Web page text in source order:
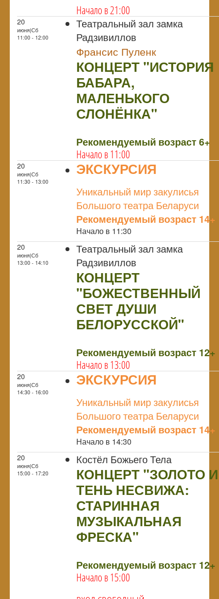
Начало в 21:00
20
июня|Сб
11:00 - 12:00
Театральный зал замка
Радзивиллов
Франсис Пуленк
КОНЦЕРТ "ИСТОРИЯ
БАБАРА,
МАЛЕНЬКОГО
СЛОНЁНКА"
Рекомендуемый возраст 6+
Начало в 11:00
20
июня|Сб
11:30 - 13:00
ЭКСКУРСИЯ
Уникальный мир закулисья
Большого театра Беларуси
Рекомендуемый возраст 14+
Начало в 11:30
20
июня|Сб
13:00 - 14:10
Театральный зал замка
Радзивиллов
КОНЦЕРТ
"БОЖЕСТВЕННЫЙ
СВЕТ ДУШИ
БЕЛОРУССКОЙ"
Рекомендуемый возраст 12+
Начало в 13:00
20
июня|Сб
14:30 - 16:00
ЭКСКУРСИЯ
Уникальный мир закулисья
Большого театра Беларуси
Рекомендуемый возраст 14+
Начало в 14:30
20
июня|Сб
15:00 - 17:20
Костёл Божьего Тела
КОНЦЕРТ "ЗОЛОТО И
ТЕНЬ НЕСВИЖА:
СТАРИННАЯ
МУЗЫКАЛЬНАЯ
ФРЕСКА"
Рекомендуемый возраст 12+
Начало в 15:00